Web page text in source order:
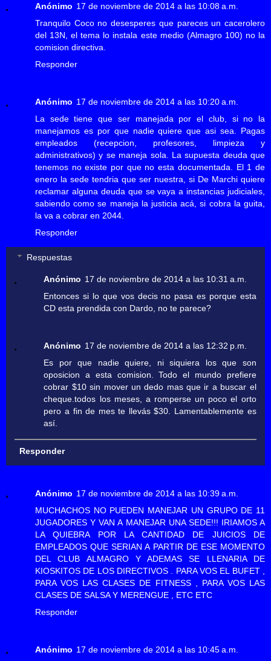
Anónimo 17 de noviembre de 2014 a las 10:08 a.m.
Tranquilo Coco no desesperes que pareces un cacerolero
del 13N, el tema lo instala este medio (Almagro 100) no la
comision directiva.
Responder
Anónimo 17 de noviembre de 2014 a las 10:20 a.m.
La sede tiene que ser manejada por el club, si no la
manejamos es por que nadie quiere que asi sea. Pagas
empleados (recepcion, profesores, limpieza y
administrativos) y se maneja sola. La supuesta deuda que
tenemos no existe por que no esta documentada. El 1 de
enero la sede tendria que ser nuestra, si De Marchi quiere
reclamar alguna deuda que se vaya a instancias judiciales,
sabiendo como se maneja la justicia acá, si cobra la guita,
la va a cobrar en 2044.
Responder
Respuestas
Anónimo 17 de noviembre de 2014 a las 10:31 a.m.
Entonces si lo que vos decis no pasa es porque esta
CD esta prendida con Dardo, no te parece?
Anónimo 17 de noviembre de 2014 a las 12:32 p.m.
Es por que nadie quiere, ni siquiera los que son
oposicion a esta comision. Todo el mundo prefiere
cobrar $10 sin mover un dedo mas que ir a buscar el
cheque.todos los meses, a romperse un poco el orto
pero a fin de mes te llevás $30. Lamentablemente es
así.
Responder
Anónimo 17 de noviembre de 2014 a las 10:39 a.m.
MUCHACHOS NO PUEDEN MANEJAR UN GRUPO DE 11
JUGADORES Y VAN A MANEJAR UNA SEDE!!! IRIAMOS A
LA QUIEBRA POR LA CANTIDAD DE JUICIOS DE
EMPLEADOS QUE SERIAN A PARTIR DE ESE MOMENTO
DEL CLUB ALMAGRO Y ADEMAS SE LLENARIA DE
KIOSKITOS DE LOS DIRECTIVOS . PARA VOS EL BUFET ,
PARA VOS LAS CLASES DE FITNESS , PARA VOS LAS
CLASES DE SALSA Y MERENGUE , ETC ETC
Responder
Anónimo 17 de noviembre de 2014 a las 10:45 a.m.